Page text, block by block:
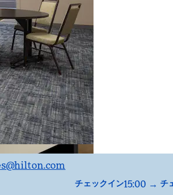
@hilton.com
チェックイン15:00 → チ